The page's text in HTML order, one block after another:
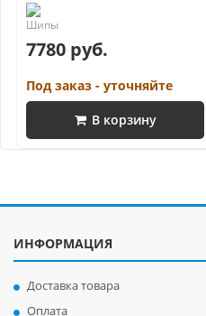
7780 руб.
Под заказ - уточняйте
В корзину
ИНФОРМАЦИЯ
Доставка товара
Оплата